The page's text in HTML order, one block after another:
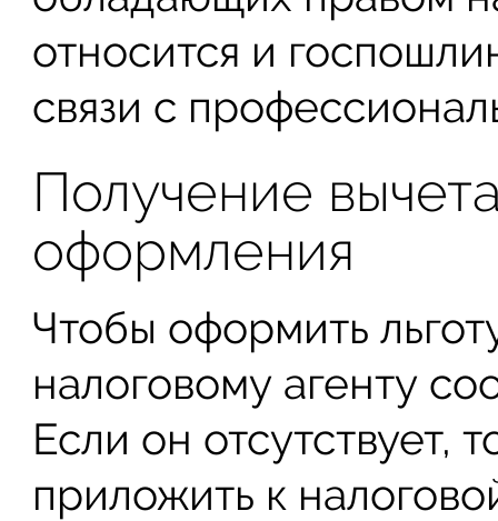
относится и
связи с
Получение
оформления
Чтобы оформить
налоговому агенту
Если он
приложить к